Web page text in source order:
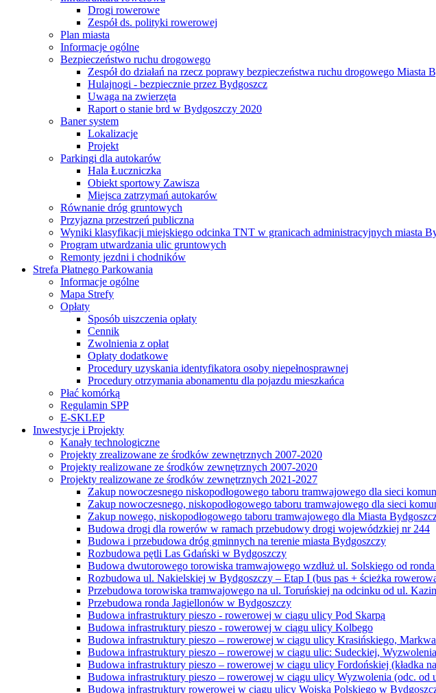
Drogi rowerowe
Zespół ds. polityki rowerowej
Plan miasta
Informacje ogólne
Bezpieczeństwo ruchu drogowego
Zespół do działań na rzecz poprawy bezpieczeństwa ruchu drogowego Miasta
Hulajnogi - bezpiecznie przez Bydgoszcz
Uwaga na zwierzęta
Raport o stanie brd w Bydgoszczy 2020
Baner system
Lokalizacje
Projekt
Parkingi dla autokarów
Hala Łuczniczka
Obiekt sportowy Zawisza
Miejsca zatrzymań autokarów
Równanie dróg gruntowych
Przyjazna przestrzeń publiczna
Wyniki klasyfikacji miejskiego odcinka TNT w granicach administracyjnych miasta
Program utwardzania ulic gruntowych
Remonty jezdni i chodników
Strefa Płatnego Parkowania
Informacje ogólne
Mapa Strefy
Opłaty
Sposób uiszczenia opłaty
Cennik
Zwolnienia z opłat
Opłaty dodatkowe
Procedury uzyskania identyfikatora osoby niepełnosprawnej
Procedury otrzymania abonamentu dla pojazdu mieszkańca
Płać komórką
Regulamin SPP
E-SKLEP
Inwestycje i Projekty
Kanały technologiczne
Projekty zrealizowane ze środków zewnętrznych 2007-2020
Projekty realizowane ze środków zewnętrznych 2007-2020
Projekty realizowane ze środków zewnętrznych 2021-2027
Zakup nowoczesnego niskopodłogowego taboru tramwajowego dla sieci
Zakup nowoczesnego, niskopodłogowego taboru tramwajowego dla sieci
Zakup nowego, niskopodłogowego taboru tramwajowego dla Miasta
Budowa drogi dla rowerów w ramach przebudowy drogi wojewódzkiej nr 244
Budowa i przebudowa dróg gminnych na terenie miasta Bydgoszczy
Rozbudowa pętli Las Gdański w Bydgoszczy
Budowa dwutorowego torowiska tramwajowego wzdłuż ul. Solskiego od
Rozbudowa ul. Nakielskiej w Bydgoszczy – Etap I (bus pas + ścieżka
Przebudowa torowiska tramwajowego na ul. Toruńskiej na odcinku od ul.
Przebudowa ronda Jagiellonów w Bydgoszczy
Budowa infrastruktury pieszo - rowerowej w ciągu ulicy Pod Skarpą
Budowa infrastruktury pieszo - rowerowej w ciągu ulicy Kolbego
Budowa infrastruktury pieszo – rowerowej w ciągu ulicy Krasińskiego,
Budowa infrastruktury pieszo – rowerowej w ciągu ulic: Sudeckiej,
Budowa infrastruktury pieszo – rowerowej w ciągu ulicy Fordońskiej (kładka
Budowa infrastruktury pieszo – rowerowej w ciągu ulicy Wyzwolenia (odc. od
Budowa infrastruktury rowerowej w ciągu ulicy Wojska Polskiego w